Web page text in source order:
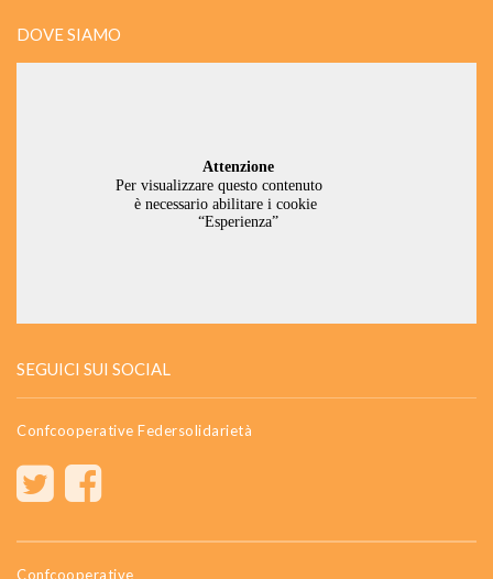
DOVE SIAMO
SEGUICI SUI SOCIAL
Confcooperative Federsolidarietà
Confcooperative